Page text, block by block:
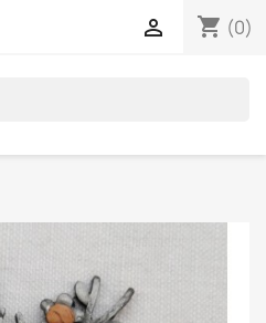
shopping_cart (0)
